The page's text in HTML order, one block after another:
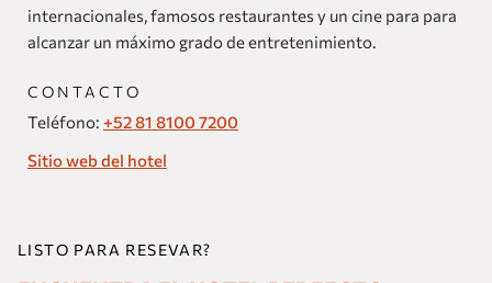
internacionales, famosos restaurantes y un cine para para
alcanzar un máximo grado de entretenimiento.
CONTACTO
Teléfono: +52 81 8100 7200
Sitio web del hotel
LISTO PARA RESEVAR?